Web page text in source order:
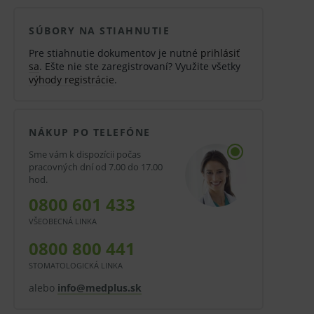
SÚBORY NA STIAHNUTIE
Pre stiahnutie dokumentov je nutné prihlásiť
sa. Ešte nie ste zaregistrovaní? Využite všetky
výhody registrácie.
NÁKUP PO TELEFÓNE
Sme vám k dispozícii počas
pracovných dní od 7.00 do 17.00
hod.
0800 601 433
VŠEOBECNÁ LINKA
0800 800 441
STOMATOLOGICKÁ LINKA
alebo info@medplus.sk